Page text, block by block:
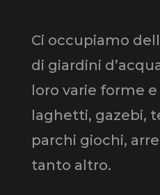
Ci occupiamo
di giardini
loro varie forme
laghetti, gazebi,
parchi giochi,
tanto altro.